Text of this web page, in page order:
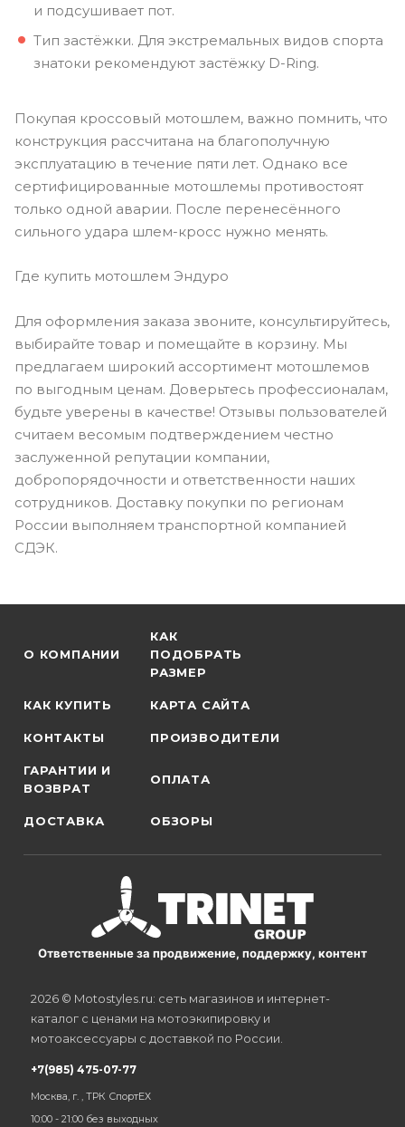
и подсушивает пот.
Тип застёжки. Для экстремальных видов спорта
знатоки рекомендуют застёжку D-Ring.
Покупая кроссовый мотошлем, важно помнить, что
конструкция рассчитана на благополучную
эксплуатацию в течение пяти лет. Однако все
сертифицированные мотошлемы противостоят
только одной аварии. После перенесённого
сильного удара шлем-кросс нужно менять.
Где купить мотошлем Эндуро
Для оформления заказа звоните, консультируйтесь,
выбирайте товар и помещайте в корзину. Мы
предлагаем широкий ассортимент мотошлемов
по выгодным ценам. Доверьтесь профессионалам,
будьте уверены в качестве! Отзывы пользователей
считаем весомым подтверждением честно
заслуженной репутации компании,
добропорядочности и ответственности наших
сотрудников. Доставку покупки по регионам
России выполняем транспортной компанией
СДЭК.
О КОМПАНИИ
КАК
ПОДОБРАТЬ
РАЗМЕР
КАК КУПИТЬ КАРТА САЙТА
КОНТАКТЫ ПРОИЗВОДИТЕЛИ
ГАРАНТИИ И
ВОЗВРАТ
ОПЛАТА
ДОСТАВКА ОБЗОРЫ
Ответственные за продвижение, поддержку, контент
2026 © Motostyles.ru: сеть магазинов и интернет-
каталог с ценами на мотоэкипировку и
мотоаксессуары с доставкой по России.
+7(985) 475-07-77
Москва, г. , ТРК СпортЕХ
10:00 - 21:00 без выходных